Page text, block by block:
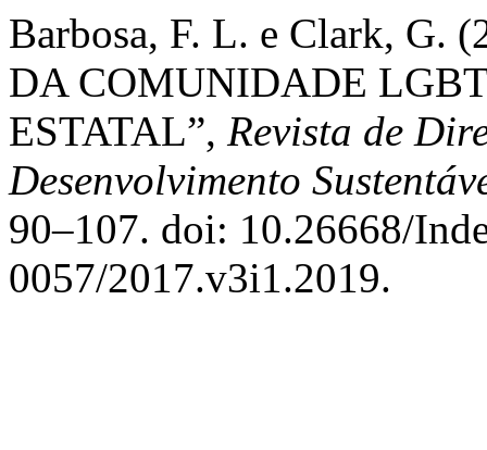
Barbosa, F. L. e Clark,
DA COMUNIDADE
ESTATAL”, Revista de
Desenvolvimento
90–107. doi: 10.26668/
0057/2017.v3i1.2019.